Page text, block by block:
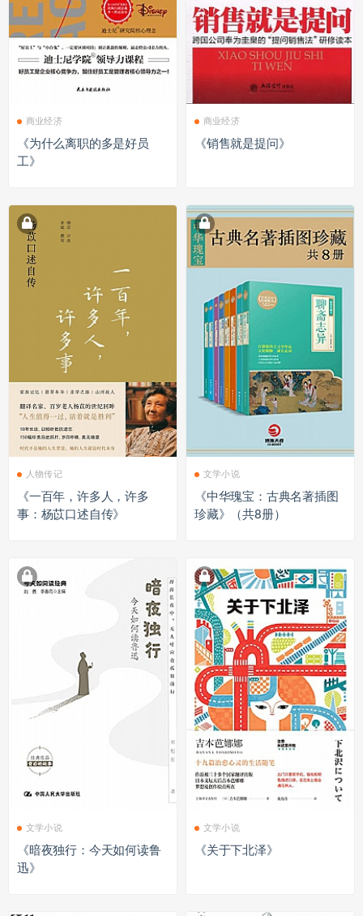
商业经济
《为什么离职的多是好员
工》
商业经济
《销售就是提问》
人物传记
《一百年，许多人，许多
事：杨苡口述自传》
文学小说
《中华瑰宝：古典名著插图
珍藏》（共8册）
文学小说
《暗夜独行：今天如何读鲁
迅》
文学小说
《关于下北泽》